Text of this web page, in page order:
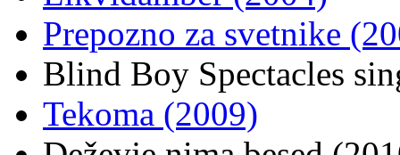
Prepozno za svetnike
Blind Boy Spectacles
Tekoma (2009)